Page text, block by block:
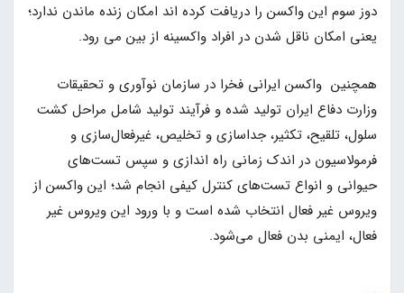
دوز سوم این واکسن را دریافت کرده اند امکان زنده ماندن ندارد؛
یعنی امکان ناقل شدن در افراد واکسینه از بین می رود.
همچنین واکسن ایرانی فخرا در سازمان نوآوری و تحقیقات
وزارت دفاع ایران تولید شده و فرآیند تولید شامل مراحل کشت
سلول، تلقیح، تکثیر، جداسازی و تخلیص، غیرفعال‌سازی و
فرمولاسیون در اندک زمانی راه اندازی و سپس تست‌های
حیوانی و انواع تست‌های کنترل کیفی انجام شد؛ این واکسن از
ویروس غیر فعال انتخاب شده است و با ورود این ویروس غیر
فعال، ایمنی بدن فعال می‌شود.